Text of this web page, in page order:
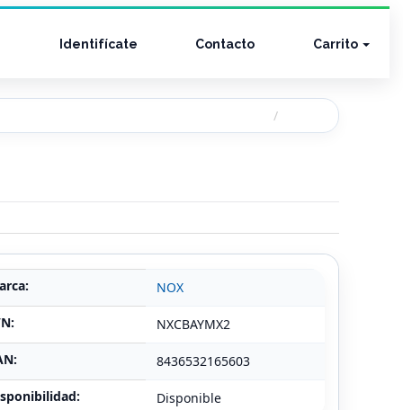
Identifícate Contacto Carrito
NOX
NXCBAYMX2
8436532165603
Disponible